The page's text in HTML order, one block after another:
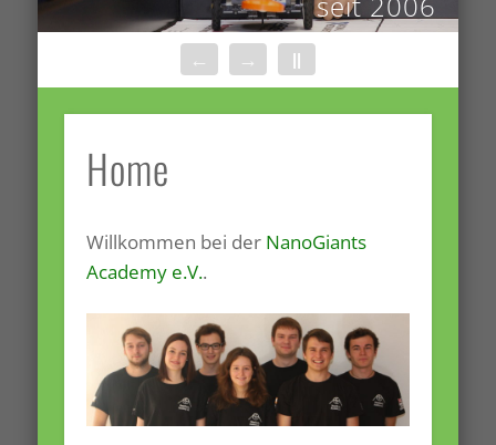
← → ||
Home
Willkommen bei der NanoGiants
Academy e.V..